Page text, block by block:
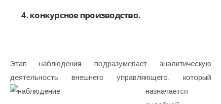
конкурсное производство.
Этап наблюдения подразумевает аналитическую
деятельность внешнегоуправляющего, который
назначается